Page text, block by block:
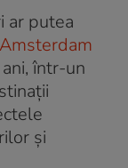
ar putea
într-un
și